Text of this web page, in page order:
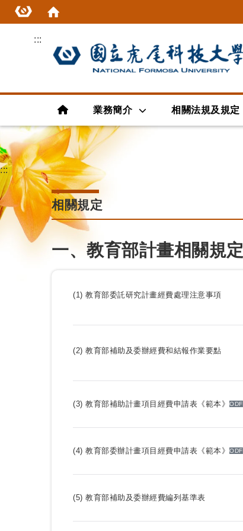
:::
首頁 業務簡介 相關法規及規定
:::
相關規定
一、教育部計畫相關規定
(1) 教育部委託研究計畫經費處理注意事項
(2) 教育部補助及委辦經費和結報作業要點
(3) 教育部補助計畫項目經費申請表《範本》 ODF
(4) 教育部委辦計畫項目經費申請表《範本》 ODF
(5) 教育部補助及委辦經費編列基準表